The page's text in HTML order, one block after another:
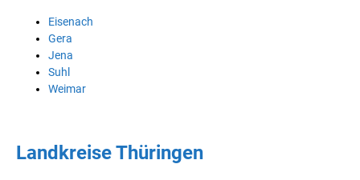
Eisenach
Gera
Jena
Suhl
Weimar
Landkreise Thüringen